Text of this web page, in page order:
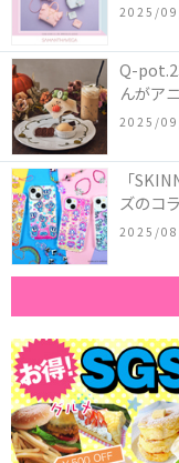
ツイン
2025/
Q-
んがア
ーキア
「か
2025/
「
ズのコ
作コレ
2025/